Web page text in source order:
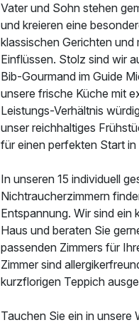
Vater und Sohn stehen
und kreieren eine
klassischen Gerichten und
Einflüssen. Stolz sind wir
Bib-Gourmand im Guide
unsere frische Küche mit
Leistungs-Verhältnis
unser reichhaltiges
für einen perfekten Start in
In unseren 15 individuell
Nichtraucherzimmern
Entspannung. Wir sind ein
Haus und beraten Sie
passenden Zimmers für
Zimmer sind
kurzflorigen Teppich
Tauchen Sie ein in unsere